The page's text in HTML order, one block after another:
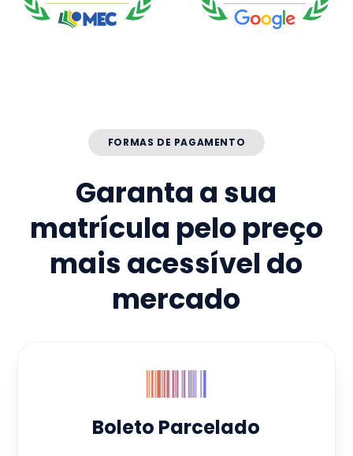
FORMAS DE PAGAMENTO
Garanta a sua
matrícula pelo preço
mais acessível do
mercado
Boleto Parcelado